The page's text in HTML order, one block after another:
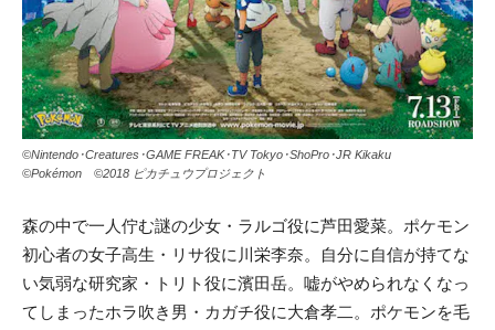
©Nintendo･Creatures･GAME FREAK･TV Tokyo･ShoPro･JR Kikaku
©Pokémon ©2018 ピカチュウプロジェクト
森の中で一人佇む謎の少女・ラルゴ役に芦田愛菜。ポケモン
初心者の女子高生・リサ役に川栄李奈。自分に自信が持てな
い気弱な研究家・トリト役に濱田岳。嘘がやめられなくなっ
てしまったホラ吹き男・カガチ役に大倉孝二。ポケモンを毛